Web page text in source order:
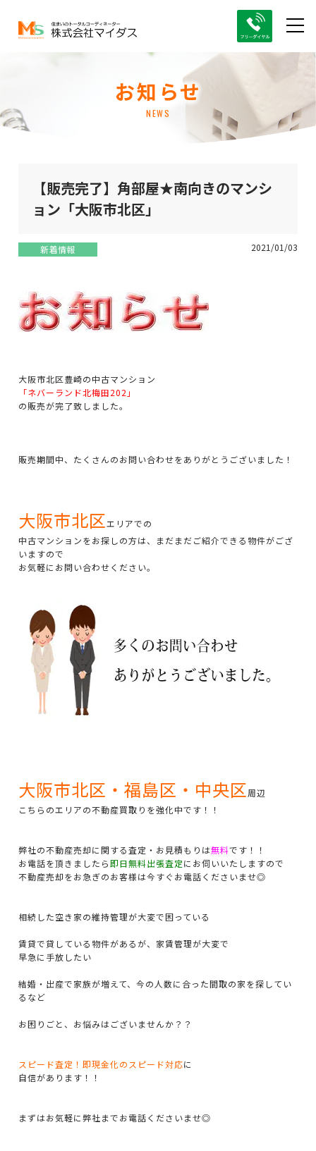
お知らせ
NEWS
【販売完了】角部屋★南向きのマンシ
ョン「大阪市北区」
新着情報 2021/01/03
大阪市北区豊崎の中古マンション
「ネバーランド北梅田202」
の販売が完了致しました。
販売期間中、たくさんのお問い合わせをありがとうございました！
大阪市北区エリアでの
中古マンションをお探しの方は、まだまだご紹介できる物件がござ
いますので
お気軽にお問い合わせください。
大阪市北区・福島区・中央区周辺
こちらのエリアの不動産買取りを強化中です！！
弊社の不動産売却に関する査定・お見積もりは無料です！！
お電話を頂きましたら 即日無料出張査定にお伺いいたしますので
不動産売却をお急ぎのお客様は今すぐお電話くださいませ◎
相続した空き家の維持管理が大変で困っている
賃貸で貸している物件があるが、家賃管理が大変で
早急に手放したい
結婚・出産で家族が増えて、今の人数に合った間取の家を探してい
るなど
お困りごと、お悩みはございませんか？？
スピード査定！即現金化のスピード対応に
自信があります！！
まずはお気軽に弊社までお電話くださいませ◎